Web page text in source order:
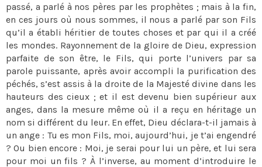
passé, a parlé à nos pères par les prophètes ; mais à la fin,
en ces jours où nous sommes, il nous a parlé par son Fils
qu’il a établi héritier de toutes choses et par qui il a créé
les mondes. Rayonnement de la gloire de Dieu, expression
parfaite de son être, le Fils, qui porte l’univers par sa
parole puissante, après avoir accompli la purification des
péchés, s’est assis à la droite de la Majesté divine dans les
hauteurs des cieux ; et il est devenu bien supérieur aux
anges, dans la mesure même où il a reçu en héritage un
nom si différent du leur. En effet, Dieu déclara-t-il jamais à
un ange : Tu es mon Fils, moi, aujourd’hui, je t’ai engendré
? Ou bien encore : Moi, je serai pour lui un père, et lui sera
pour moi un fils ? À l’inverse, au moment d’introduire le